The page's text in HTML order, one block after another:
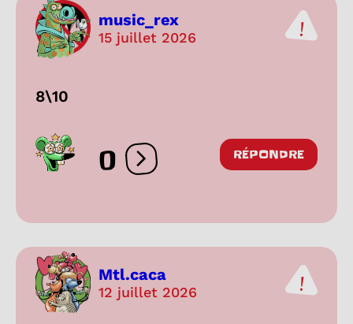
music_rex
15 juillet 2026
8\10
0 Ouvrir les réactions
RÉPONDRE
Mtl.caca
12 juillet 2026